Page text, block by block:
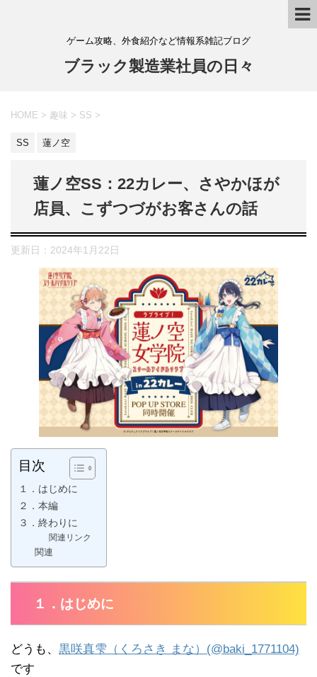
ゲーム攻略、外食紹介など情報系雑記ブログ
ブラック製造業社員の日々
HOME > 趣味 > SS >
SS 蓮ノ空
蓮ノ空SS：22カレー、さやかほが
店員、こずつづがお客さんの話
更新日： 2024年1月22日
目次
１．はじめに
２．本編
３．終わりに
関連リンク
関連
１．はじめに
どうも、 黒咲真雫（くろさき まな）(@baki_1771104)
です